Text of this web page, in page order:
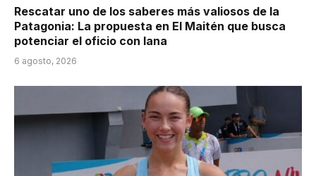
Rescatar uno de los saberes más valiosos de la
Patagonia: La propuesta en El Maitén que busca
potenciar el oficio con lana
6 agosto, 2026